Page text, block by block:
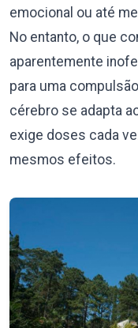
emocional ou até
No entanto, o que
aparentemente
para uma
cérebro se adapta
exige doses cada
mesmos efeitos.